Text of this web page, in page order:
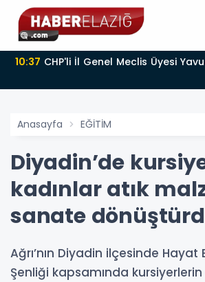
10:37 CHP'li İl Genel Meclis Üyesi
Anasayfa EĞİTİM
Diyadin’de
kadınlar atık
sanate
Ağrı’nın Diyadin ilçesinde
Şenliği kapsamında